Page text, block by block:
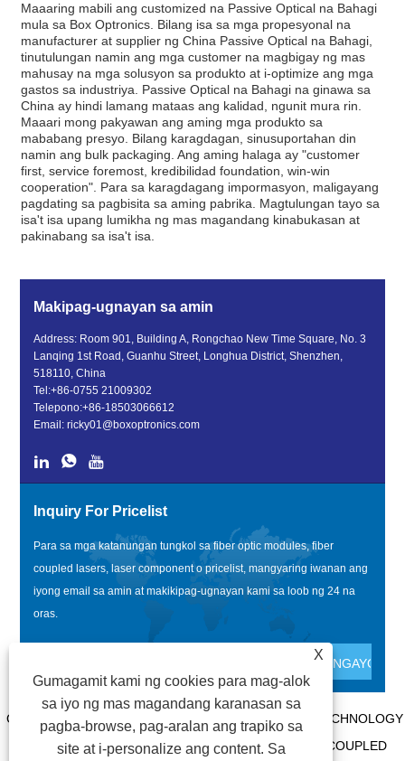
Maaaring mabili ang customized na Passive Optical na Bahagi
mula sa Box Optronics. Bilang isa sa mga propesyonal na
manufacturer at supplier ng China Passive Optical na Bahagi,
tinutulungan namin ang mga customer na magbigay ng mas
mahusay na mga solusyon sa produkto at i-optimize ang mga
gastos sa industriya. Passive Optical na Bahagi na ginawa sa
China ay hindi lamang mataas ang kalidad, ngunit mura rin.
Maaari mong pakyawan ang aming mga produkto sa
mababang presyo. Bilang karagdagan, sinusuportahan din
namin ang bulk packaging. Ang aming halaga ay "customer
first, service foremost, kredibilidad foundation, win-win
cooperation". Para sa karagdagang impormasyon, maligayang
pagdating sa pagbisita sa aming pabrika. Magtulungan tayo sa
isa't isa upang lumikha ng mas magandang kinabukasan at
pakinabang sa isa't isa.
Makipag-ugnayan sa amin
Address: Room 901, Building A, Rongchao New Time Square, No. 3
Lanqing 1st Road, Guanhu Street, Longhua District, Shenzhen,
518110, China
Tel:+86-0755 21009302
Telepono:+86-18503066612
Email:ricky01@boxoptronics.com
Inquiry For Pricelist
Para sa mga katanungan tungkol sa fiber optic modules, fiber
coupled lasers, laser component o pricelist, mangyaring iwanan ang
iyong email sa amin at makikipag-ugnayan kami sa loob ng 24 na
oras.
COPYRIGHT @ 2020 SHENZHEN BOX OPTRONICS TECHNOLOGY
CO., LTD. - CHINA FIBER OPTIC MODULES, FIBER COUPLED
X
Gumagamit kami ng cookies para mag-alok
sa iyo ng mas magandang karanasan sa
pagba-browse, pag-aralan ang trapiko sa
site at i-personalize ang content. Sa